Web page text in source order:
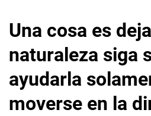
Una cosa es
naturaleza siga
ayudarla
moverse en la